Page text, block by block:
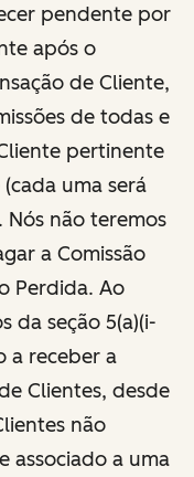
pendente por
após o
de Cliente,
de todas e
pertinente
uma será
Nós não teremos
a Comissão
Perdida. Ao
da seção 5(a)(i-
a receber a
Clientes, desde
não
associado a uma